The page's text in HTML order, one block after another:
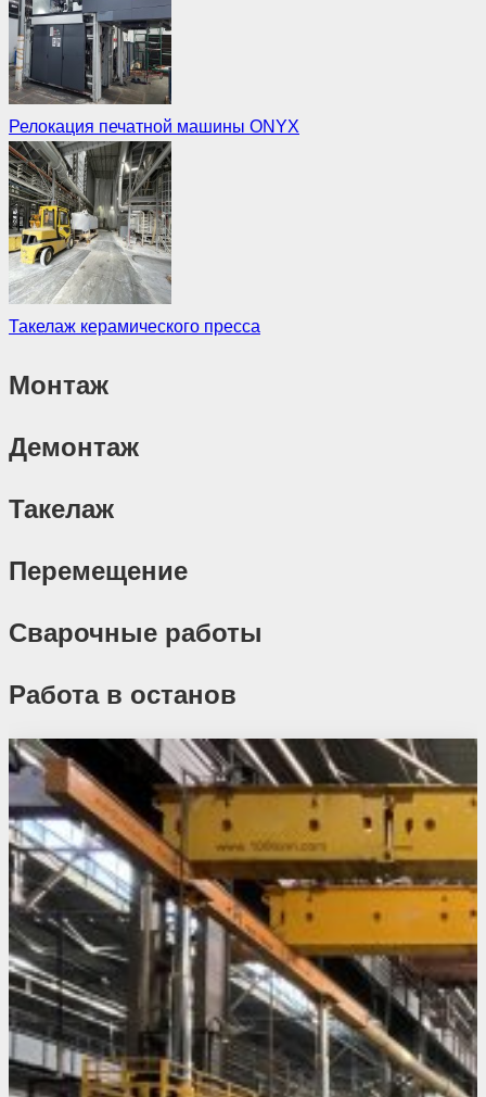
Релокация печатной машины ONYX
Такелаж керамического пресса
Монтаж
Демонтаж
Такелаж
Перемещение
Сварочные работы
Работа в останов
Похожие проекты